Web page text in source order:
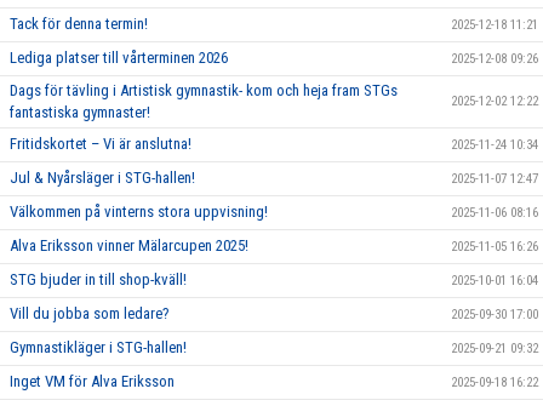
Tack för denna termin! 2025-12-18 11:21
Lediga platser till vårterminen 2026 2025-12-08 09:26
Dags för tävling i Artistisk gymnastik- kom och heja fram STGs
fantastiska gymnaster!
2025-12-02 12:22
Fritidskortet – Vi är anslutna! 2025-11-24 10:34
Jul & Nyårsläger i STG-hallen! 2025-11-07 12:47
Välkommen på vinterns stora uppvisning! 2025-11-06 08:16
Alva Eriksson vinner Mälarcupen 2025! 2025-11-05 16:26
STG bjuder in till shop-kväll! 2025-10-01 16:04
Vill du jobba som ledare? 2025-09-30 17:00
Gymnastikläger i STG-hallen! 2025-09-21 09:32
Inget VM för Alva Eriksson 2025-09-18 16:22